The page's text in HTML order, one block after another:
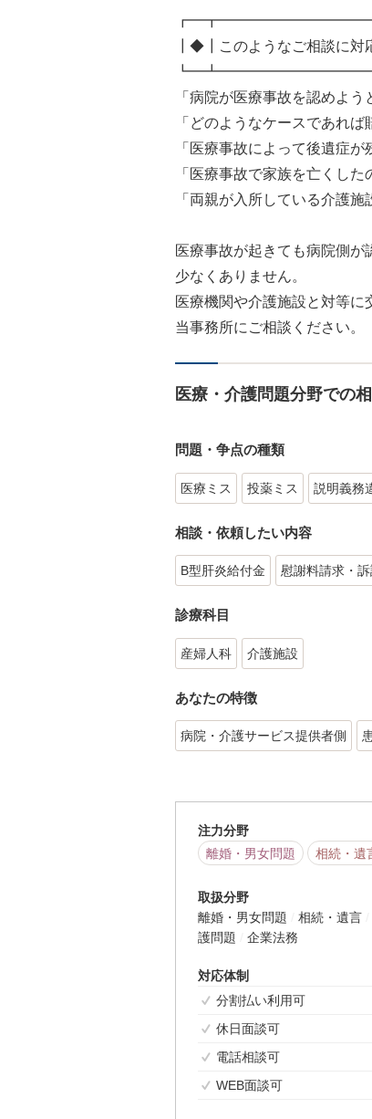
┃◆┃このようなご相談に対
「病院が医療事故を認めよう
「どのようなケースであれば
「医療事故によって後遺症が
「医療事故で家族を亡くした
「両親が入所している介護施
医療事故が起きても病院側
少なくありません。
医療機関や介護施設と対等
当事務所にご相談ください。
医療・介護問題分野での
問題・争点の種類
医療ミス 投薬ミス 説明義務
相談・依頼したい内容
B型肝炎給付金 慰謝料請求・
診療科目
産婦人科 介護施設
あなたの特徴
病院・介護サービス提供者側
注力分野
離婚・男女問題
相続・遺
取扱分野
離婚・男女問題
相続・遺言
護問題
企業法務
対応体制
分割払い利用可
休日面談可
電話相談可
WEB面談可